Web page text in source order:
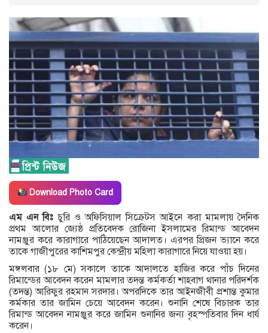
Download Photo Card
এম এন বিঃচুরি ও অফিসিয়াল সিক্রেটস আইনে করা মামলায় দৈনিক
প্রথম আলোর জ্যেষ্ঠ প্রতিবেদক রোজিনা ইসলামের রিমান্ড আবেদন
নামঞ্জুর করে কারাগারে পাঠিয়েছেন আদালত। এরপর প্রিজন ভ্যানে করে
তাকে গাজীপুরের কাশিমপুর কেন্দ্রীয় মহিলা কারাগারে নিয়ে যাওয়া হয়।
মঙ্গলবার (১৮ মে) সকালে তাকে আদালতে হাজির করে পাঁচ দিনের
রিমান্ডের আবেদন করেন মামলার তদন্ত কর্মকর্তা শাহবাগ থানার পরিদর্শক
(তদন্ত) আরিফুর রহমান সরদার। অপরদিকে তার আইনজীবী প্রশান্ত কুমার
কর্মকার তার জামিন চেয়ে আবেদন করেন। শুনানি শেষে বিচারক তার
রিমান্ড আবেদন নামঞ্জুর করে জামিন শুনানির জন্য বৃহস্পতিবার দিন ধার্য
করেন।